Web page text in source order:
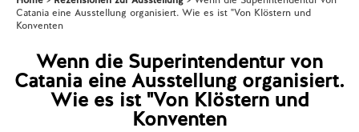
Catania eine Ausstellung organisiert. Wie es ist "Von Klöstern und
Konventen
Wenn die Superintendentur von
Catania eine Ausstellung organisiert.
Wie es ist "Von Klöstern und
Konventen